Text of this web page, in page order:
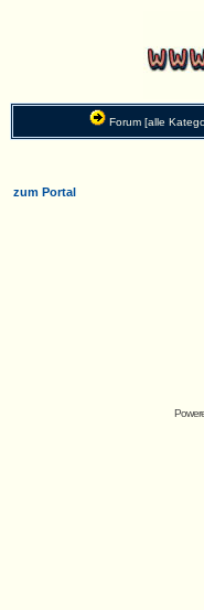
Forum [alle
zum Portal